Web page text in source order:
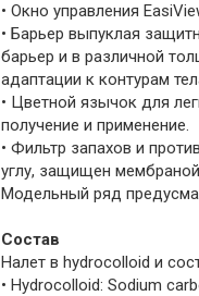
• Окно управления
• Барьер выпуклая
барьер и в различной
адаптации к контурам
• Цветной язычок для
получение и применение.
• Фильтр запахов и
углу, защищен
Модельный ряд
Состав
Налет в hydrocolloid и
• Hydrocolloid: Sodium